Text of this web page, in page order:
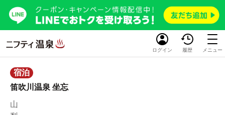
ログイン 履歴 メニュー
宿泊
笛吹川温泉 坐忘
山